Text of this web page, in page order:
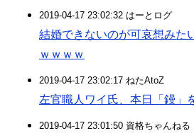
2019-04-17 23:02:32 はーとログ
結婚できないのが可哀想みた
ｗｗｗｗ
2019-04-17 23:02:17 ねたAtoZ
左官職人ワイ氏、本日「鏝」
2019-04-17 23:01:50 資格ちゃんねる